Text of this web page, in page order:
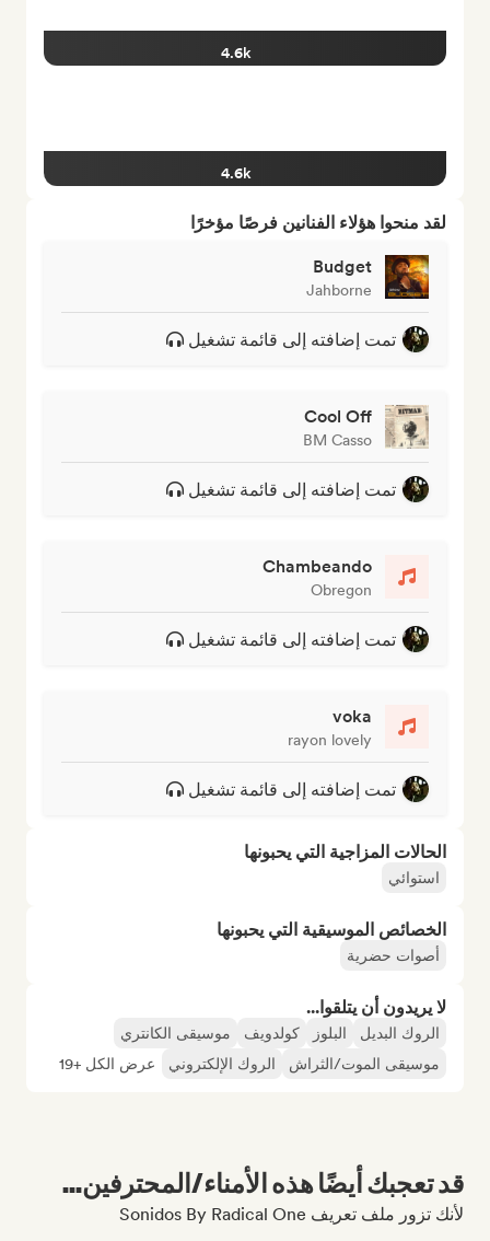
4.6k
4.6k
لقد منحوا هؤلاء الفنانين فرصًا مؤخرًا
Budget
Jahborne
تمت إضافته إلى قائمة تشغيل
Cool Off
BM Casso
تمت إضافته إلى قائمة تشغيل
Chambeando
Obregon
تمت إضافته إلى قائمة تشغيل
voka
rayon lovely
تمت إضافته إلى قائمة تشغيل
الحالات المزاجية التي يحبونها
استوائي
الخصائص الموسيقية التي يحبونها
أصوات حضرية
لا يريدون أن يتلقوا...
الروك البديل البلوز كولدويف
موسيقى الكانتري
موسيقى الموت/الثراش
الروك الإلكتروني عرض الكل +19
قد تعجبك أيضًا هذه الأمناء/المحترفين...
لأنك تزور ملف تعريف Sonidos By Radical One